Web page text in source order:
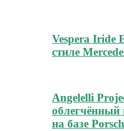
Vespera Iride
стиле
Angelelli
облегчённый
на базе